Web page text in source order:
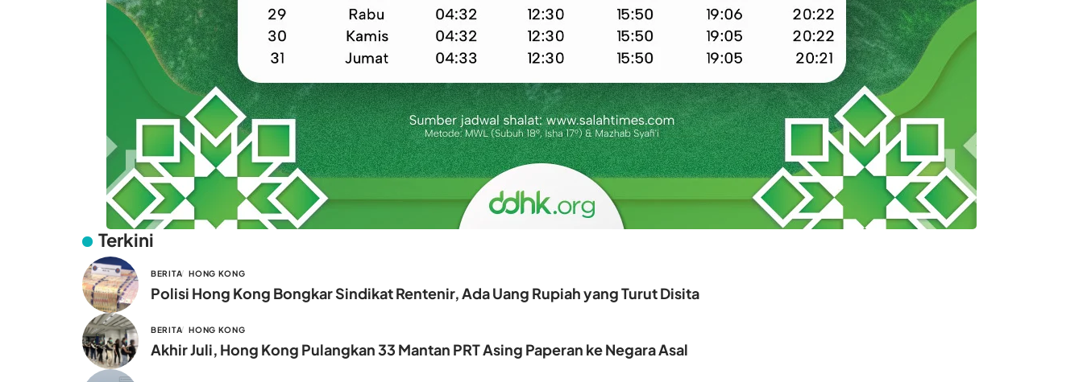
Terkini
BERITA HONG KONG
Polisi Hong Kong Bongkar Sindikat Rentenir, Ada Uang Rupiah yang Turut Disita
BERITA HONG KONG
Akhir Juli, Hong Kong Pulangkan 33 Mantan PRT Asing Paperan ke Negara Asal